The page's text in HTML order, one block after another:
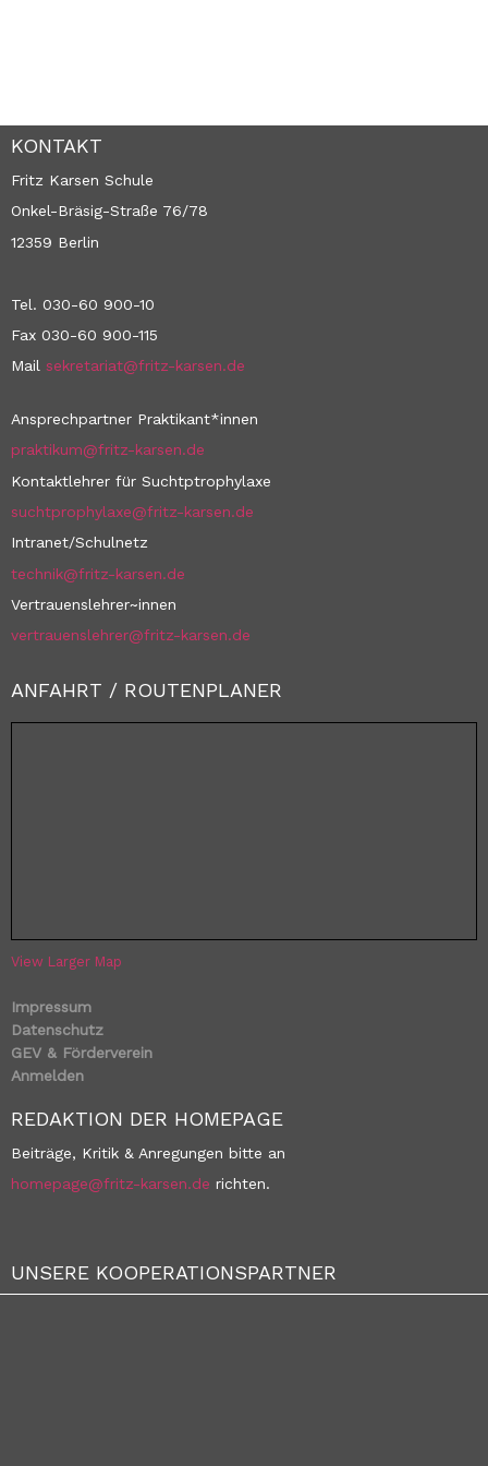
KONTAKT
Fritz Karsen Schule
Onkel-Bräsig-Straße 76/78
12359 Berlin
Tel. 030-60 900-10
Fax 030-60 900-115
Mail sekretariat@fritz-karsen.de
Ansprechpartner Praktikant*innen
praktikum@fritz-karsen.de
Kontaktlehrer für Suchtptrophylaxe
suchtprophylaxe@fritz-karsen.de
Intranet/Schulnetz
technik@fritz-karsen.de
Vertrauenslehrer~innen
vertrauenslehrer@fritz-karsen.de
ANFAHRT / ROUTENPLANER
View Larger Map
Impressum
Datenschutz
GEV & Förderverein
Anmelden
REDAKTION DER HOMEPAGE
Beiträge, Kritik & Anregungen bitte an
homepage@fritz-karsen.de richten.
UNSERE KOOPERATIONSPARTNER